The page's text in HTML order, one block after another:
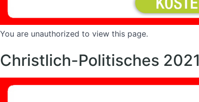
You are unauthorized to view this page.
Christlich-Politisches 2021